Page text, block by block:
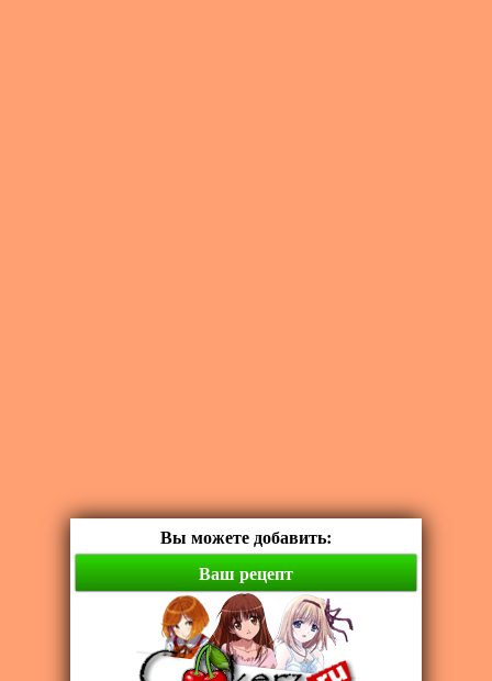
Вы можете добавить:
Ваш рецепт